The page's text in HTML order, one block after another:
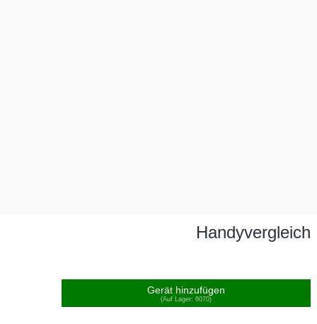
Handyvergleich
Gerät hinzufügen
(Auf Lager: 6070)